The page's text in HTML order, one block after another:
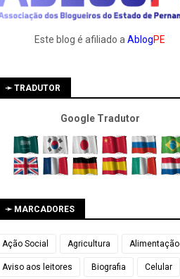
Este blog é afiliado a AblogPE
➛ TRADUTOR
Google Tradutor
➛ MARCADORES
Ação Social Agricultura Alimentação
Aviso aos leitores Biografia Celular